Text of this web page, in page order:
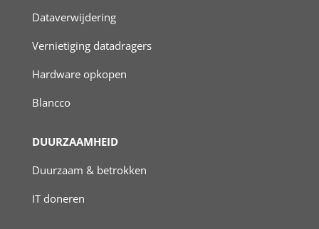
Dataverwijdering
Vernietiging datadragers
Hardware opkopen
Blancco
DUURZAAMHEID
Duurzaam & betrokken
IT doneren